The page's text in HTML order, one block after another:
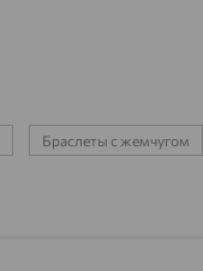
Браслеты с жемчугом